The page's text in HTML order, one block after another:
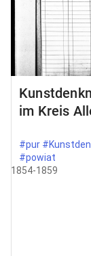
im Kreis
#pur
#powiat
1854-1859